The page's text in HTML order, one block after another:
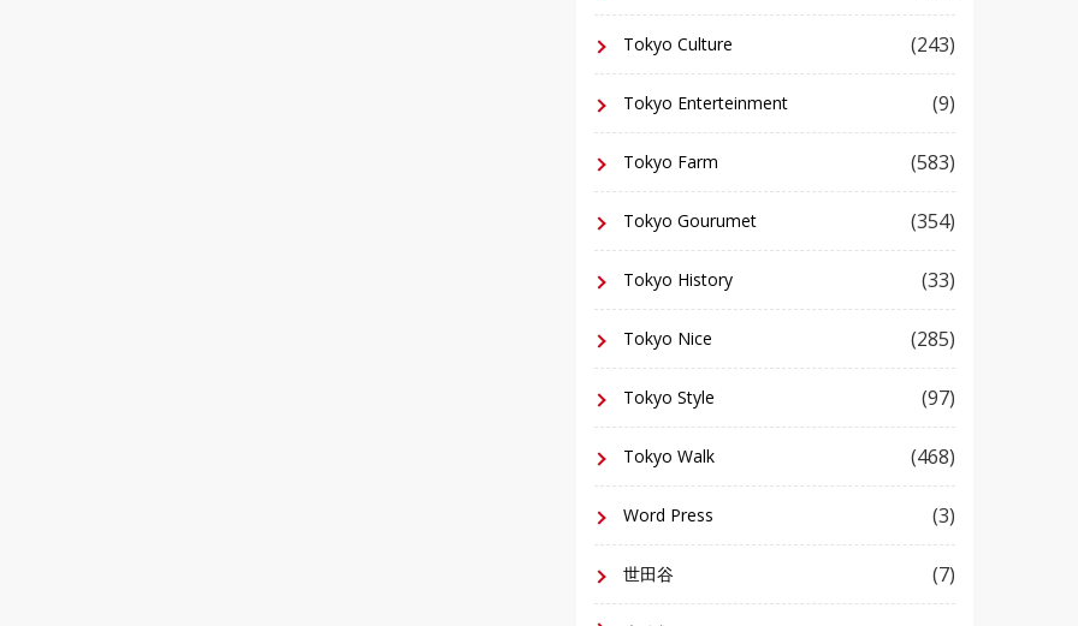
Tokyo Culture (243)
Tokyo Enterteinment (9)
Tokyo Farm (583)
Tokyo Gourumet (354)
Tokyo History (33)
Tokyo Nice (285)
Tokyo Style (97)
Tokyo Walk (468)
Word Press (3)
世田谷 (7)